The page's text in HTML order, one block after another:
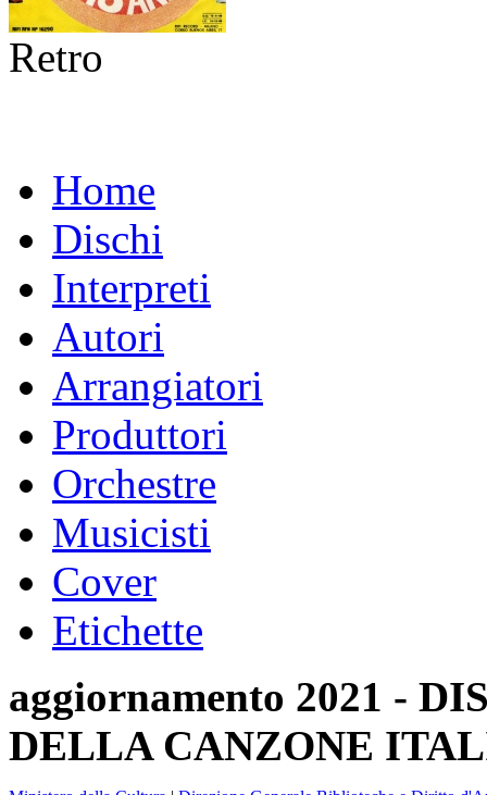
Retro
Home
Dischi
Interpreti
Autori
Arrangiatori
Produttori
Orchestre
Musicisti
Cover
Etichette
aggiornamento 2021 -
DELLA CANZONE